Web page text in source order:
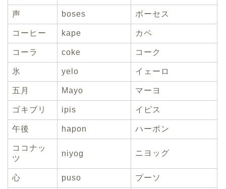
声 boses ボーセス
コーヒー kape カペ
コーラ coke コーク
氷 yelo イェーロ
五月 Mayo マーヨ
ゴキブリ ipis イピス
午後 hapon ハーポン
ココナッ
ツ
niyog ニヨッグ
心 puso プーソ